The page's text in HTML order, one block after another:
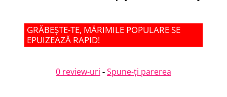
GRĂBEȘTE-TE, MĂRIMILE POPULARE SE
EPUIZEAZĂ RAPID!
0 review-uri -Spune-ţi parerea